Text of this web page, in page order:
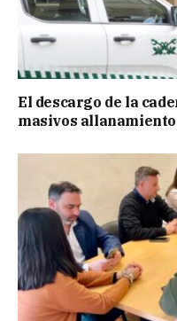
El descargo de la
masivos